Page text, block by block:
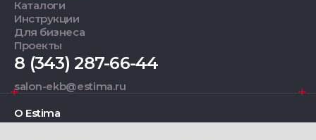
Каталоги
Инструкции
Для бизнеса
Проекты
8 (343) 287-66-44
salon-ekb@estima.ru
О Estima